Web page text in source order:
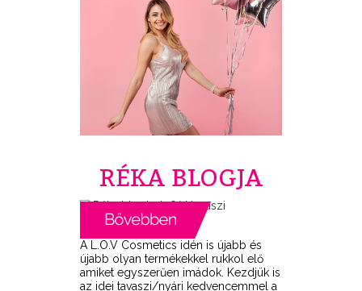
RÉKA BLOGJA
A L.O.V Cosmetics idén is újabb és
újabb olyan termékekkel rukkol elő
amiket egyszerűen imádok. Kezdjük is
az idei tavaszi/nyári kedvencemmel a